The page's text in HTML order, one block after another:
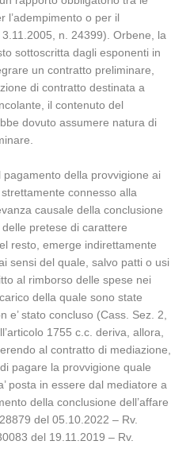
l’adempimento o per il
n. 24399). Orbene, la
sottoscritta dagli esponenti in
un contratto preliminare,
di contratto destinata a
il contenuto del
dovuto assumere natura di
della provvigione ai
strettamente connesso alla
causale della conclusione
pretese di carattere
resto, emerge indirettamente
sensi del quale, salvo patti o usi
al rimborso delle spese nei
della quale sono state
e’ stato concluso (Cass. Sez. 2,
1755 c.c. deriva, allora,
al contratto di mediazione,
pagare la provvigione quale
posta in essere dal mediatore a
della conclusione dell’affare
del 05.10.2022 – Rv.
del 19.11.2019 – Rv.